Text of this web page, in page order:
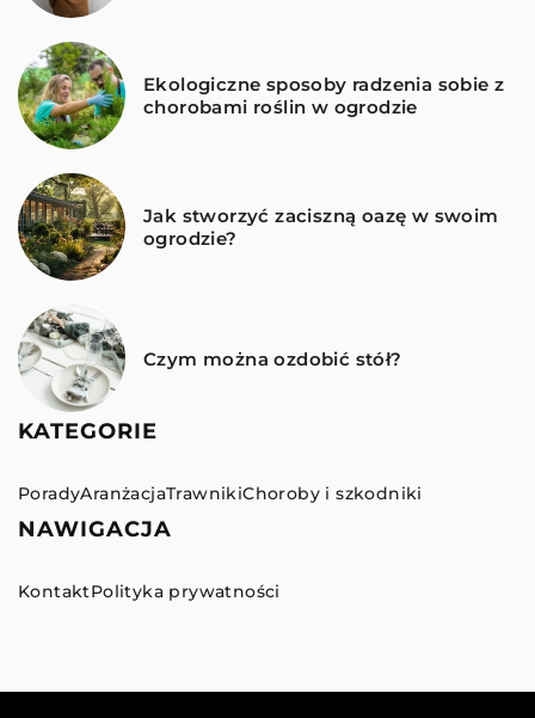
Ekologiczne sposoby radzenia sobie z
chorobami roślin w ogrodzie
Jak stworzyć zaciszną oazę w swoim
ogrodzie?
Czym można ozdobić stół?
KATEGORIE
PoradyAranżacjaTrawnikiChoroby i szkodniki
NAWIGACJA
KontaktPolityka prywatności